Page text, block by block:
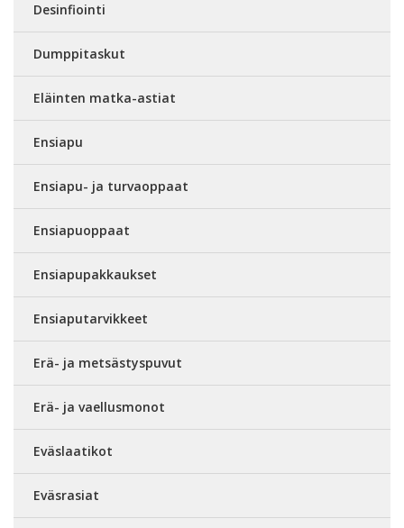
Desinfiointi
Dumppitaskut
Eläinten matka-astiat
Ensiapu
Ensiapu- ja turvaoppaat
Ensiapuoppaat
Ensiapupakkaukset
Ensiaputarvikkeet
Erä- ja metsästyspuvut
Erä- ja vaellusmonot
Eväslaatikot
Eväsrasiat